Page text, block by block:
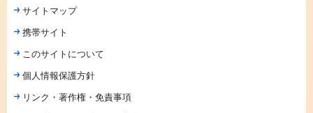
サイトマップ
携帯サイト
このサイトについて
個人情報保護方針
リンク・著作権・免責事項